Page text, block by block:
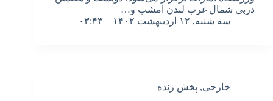
دربی شمال غرب لندن امشب و…
سه شنبه, ۱۲ اردیبهشت ۱۴۰۲ – ۰۳:۴۳
خارجی, پخش زنده